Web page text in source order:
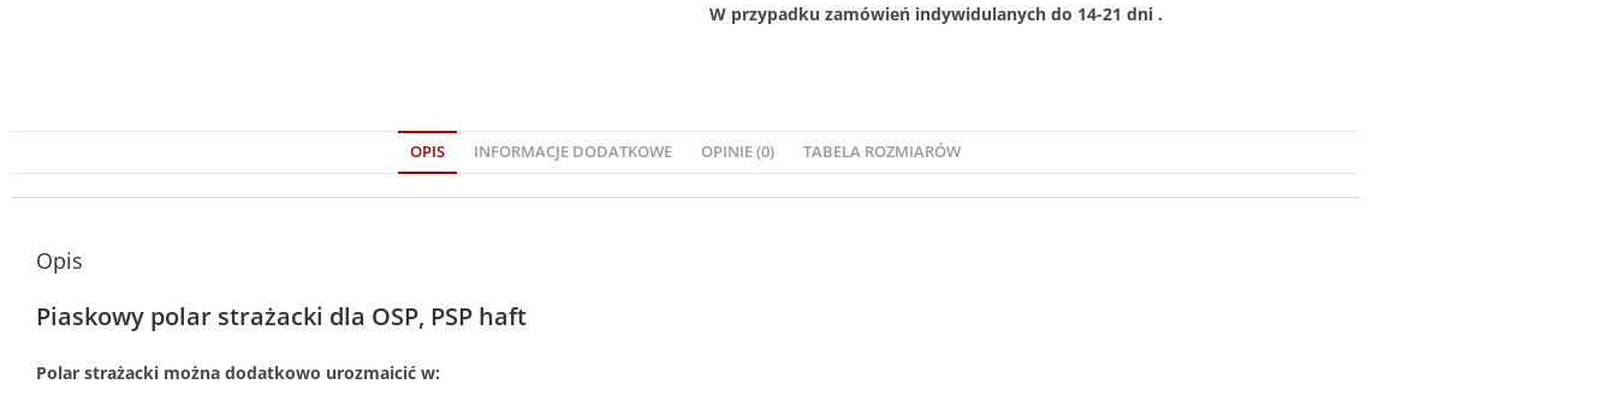
W przypadku zamówień indywidulanych do 14-21 dni .
OPIS INFORMACJE DODATKOWE OPINIE (0) TABELA ROZMIARÓW
Opis
Piaskowy polar strażacki dla OSP, PSP haft
Polar strażacki można dodatkowo urozmaicić w: